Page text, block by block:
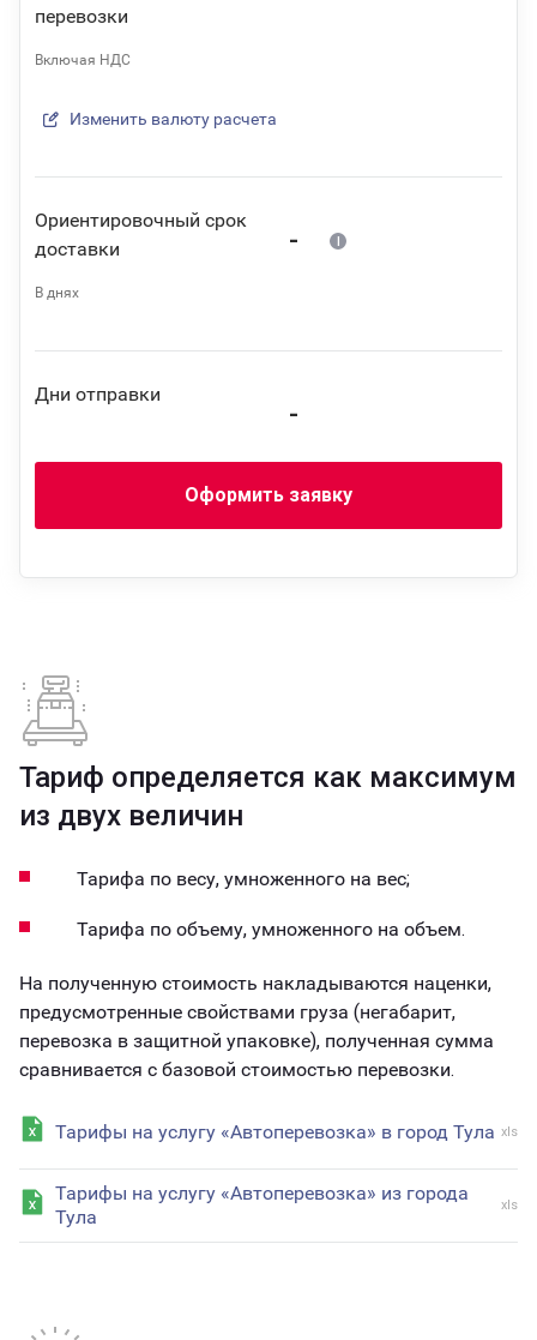
перевозки
Включая НДС
Изменить валюту расчета
Ориентировочный срок
доставки
В днях
-
Дни отправки
-
Оформить заявку
Тариф определяется как максимум
из двух величин
Тарифа по весу, умноженного на вес;
Тарифа по объему, умноженного на объем.
На полученную стоимость накладываются наценки,
предусмотренные свойствами груза (негабарит,
перевозка в защитной упаковке), полученная сумма
сравнивается с базовой стоимостью перевозки.
Тарифы на услугу «Автоперевозка» в город Тула xls
Тарифы на услугу «Автоперевозка» из города
Тула
xls